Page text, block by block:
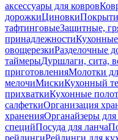
аксессуары для ковров
дорожкиЦиновки
тафтинговыеЗащитные,
принадлежности
овощерезкиРазделочные
таймерыДуршлаги, сита,
приготовленияМолотки
мелочиМискиКухонный
прихваткиКухонные
салфеткиОрганизация
храненияОрганайзеры
специйПосуда для ланча
рейлингиРейлинги для